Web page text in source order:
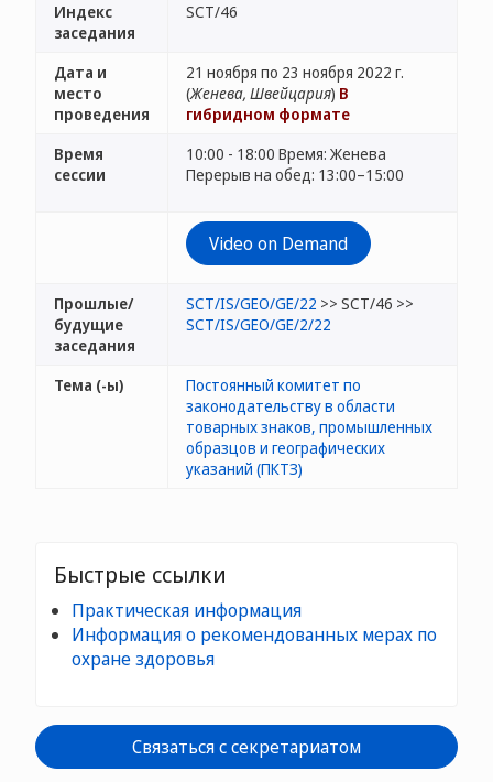
Индекс
заседания
SCT/46
Дата и
место
проведения
21 ноября по 23 ноября 2022 г.
(Женева, Швейцария) В
гибридном формате
Время
сессии
10:00 - 18:00 Время: Женева
Перерыв на обед: 13:00–15:00
Video on Demand
Прошлые/
будущие
заседания
SCT/IS/GEO/GE/22 >> SCT/46 >>
SCT/IS/GEO/GE/2/22
Тема (-ы)
Постоянный комитет по
законодательству в области
товарных знаков, промышленных
образцов и географических
указаний (ПКТЗ)
Быстрые ссылки
Практическая информация
Информация о рекомендованных мерах по
охране здоровья
Связаться с секретариатом